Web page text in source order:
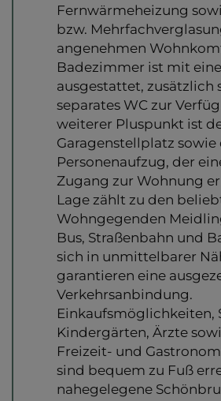
Fernwärmeheizung
bzw.
angenehmen
Badezimmer ist mit
ausgestattet, zusätzlich
separates WC zur
weiterer Pluspunkt ist
Garagenstellplatz sowie
Personenaufzug, der
Zugang zur Wohnung
Lage zählt zu den
Wohngegenden
Bus, Straßenbahn und
sich in unmittelbarer
garantieren eine
Verkehrsanbindung.
Einkaufsmöglichkeiten,
Kindergärten, Ärzte
Freizeit- und
sind bequem zu Fuß
nahegelegene